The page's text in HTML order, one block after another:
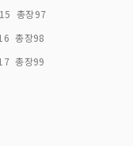
총장97
총장98
총장99